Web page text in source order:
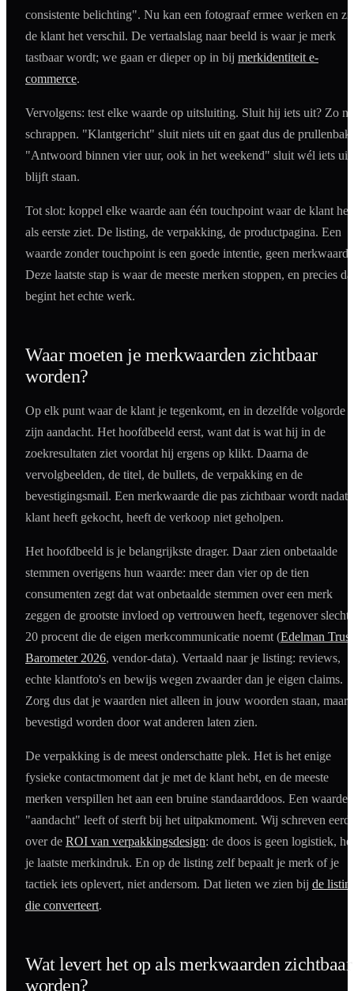
consistente belichting". Nu kan een fotograaf ermee werken en
de klant het verschil. De vertaalslag naar beeld is waar je merk
tastbaar wordt; we gaan er dieper op in bij merkidentiteit e-
commerce.
Vervolgens: test elke waarde op uitsluiting. Sluit hij iets uit? Zo
schrappen. "Klantgericht" sluit niets uit en gaat dus de prullenbak
"Antwoord binnen vier uur, ook in het weekend" sluit wél iets uit
blijft staan.
Tot slot: koppel elke waarde aan één touchpoint waar de klant
als eerste ziet. De listing, de verpakking, de productpagina. Een
waarde zonder touchpoint is een goede intentie, geen
Deze laatste stap is waar de meeste merken stoppen, en precies
begint het echte werk.
Waar moeten je merkwaarden zichtbaar
worden?
Op elk punt waar de klant je tegenkomt, en in dezelfde volgorde
zijn aandacht. Het hoofdbeeld eerst, want dat is wat hij in de
zoekresultaten ziet voordat hij ergens op klikt. Daarna de
vervolgbeelden, de titel, de bullets, de verpakking en de
bevestigingsmail. Een merkwaarde die pas zichtbaar wordt nadat
klant heeft gekocht, heeft de verkoop niet geholpen.
Het hoofdbeeld is je belangrijkste drager. Daar zien onbetaalde
stemmen overigens hun waarde: meer dan vier op de tien
consumenten zegt dat wat onbetaalde stemmen over een merk
zeggen de grootste invloed op vertrouwen heeft, tegenover slechts
20 procent die de eigen merkcommunicatie noemt (Edelman Trust
Barometer 2026, vendor-data). Vertaald naar je listing: reviews,
echte klantfoto's en bewijs wegen zwaarder dan je eigen claims.
Zorg dus dat je waarden niet alleen in jouw woorden staan, maar
bevestigd worden door wat anderen laten zien.
De verpakking is de meest onderschatte plek. Het is het enige
fysieke contactmoment dat je met de klant hebt, en de meeste
merken verspillen het aan een bruine standaarddoos. Een waarde
"aandacht" leeft of sterft bij het uitpakmoment. Wij schreven
over de ROI van verpakkingsdesign: de doos is geen logistiek,
je laatste merkindruk. En op de listing zelf bepaalt je merk of je
tactiek iets oplevert, niet andersom. Dat lieten we zien bij de
die converteert.
Wat levert het op als merkwaarden zichtbaar
worden?